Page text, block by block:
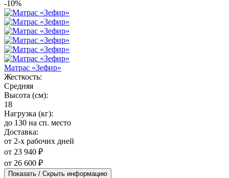
-10%
Матрас «Зефир»
Жесткость:
Средняя
Высота (см):
18
Нагрузка (кг):
до 130 на сп. место
Доставка:
от 2-х рабочих дней
от 23 940 ₽
от 26 600 ₽
Показать / Скрыть информацию